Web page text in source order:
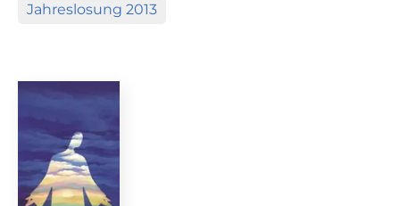
Jahreslosung 2013